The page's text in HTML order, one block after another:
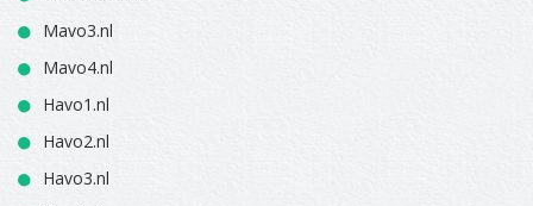
Mavo3.nl
Mavo4.nl
Havo1.nl
Havo2.nl
Havo3.nl